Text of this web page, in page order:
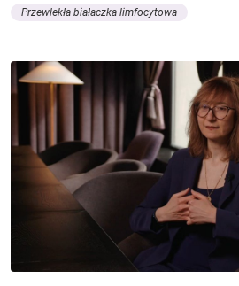
Przewlekła białaczka limfocytowa